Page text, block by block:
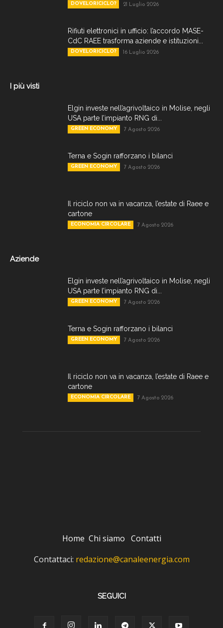
DOVELORICICLO? 21 Luglio 2026
Rifiuti elettronici in ufficio: l’accordo MASE-
CdC RAEE trasforma aziende e istituzioni...
DOVELORICICLO? 16 Luglio 2026
I più visti
Elgin investe nell’agrivoltaico in Molise, negli
USA parte l’impianto RNG di...
GREEN ECONOMY 7 Agosto 2026
Terna e Sogin rafforzano i bilanci
GREEN ECONOMY 7 Agosto 2026
Il riciclo non va in vacanza, l’estate di Raee e
cartone
ECONOMIA CIRCOLARE 7 Agosto 2026
Aziende
Elgin investe nell’agrivoltaico in Molise, negli
USA parte l’impianto RNG di...
GREEN ECONOMY 7 Agosto 2026
Terna e Sogin rafforzano i bilanci
GREEN ECONOMY 7 Agosto 2026
Il riciclo non va in vacanza, l’estate di Raee e
cartone
ECONOMIA CIRCOLARE 7 Agosto 2026
Home Chi siamo Contatti
Contattaci: redazione@canaleenergia.com
SEGUICI